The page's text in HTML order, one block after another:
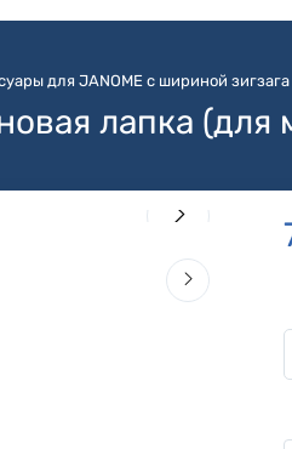
для JANOME с шириной
лапка